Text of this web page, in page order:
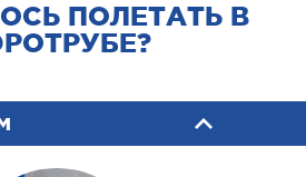
ПОЛЕТАТЬ В